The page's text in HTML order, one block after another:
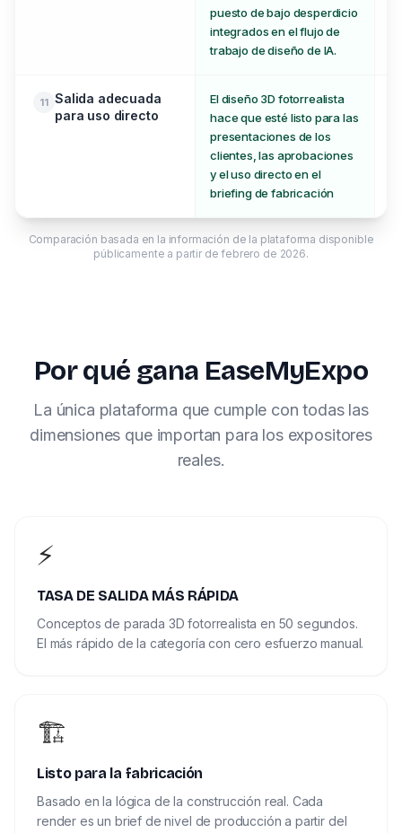
puesto de bajo desperdicio
integrados en el flujo de
trabajo de diseño de IA.
11 Salida adecuada
para uso directo
El diseño 3D fotorrealista
hace que esté listo para las
presentaciones de los
clientes, las aprobaciones
y el uso directo en el
briefing de fabricación
Comparación basada en la información de la plataforma disponible
públicamente a partir de febrero de 2026.
Por qué gana EaseMyExpo
La única plataforma que cumple con todas las
dimensiones que importan para los expositores
reales.
⚡
TASA DE SALIDA MÁS RÁPIDA
Conceptos de parada 3D fotorrealista en 50 segundos.
El más rápido de la categoría con cero esfuerzo manual.
🏗️
Listo para la fabricación
Basado en la lógica de la construcción real. Cada
render es un brief de nivel de producción a partir del